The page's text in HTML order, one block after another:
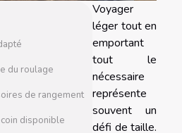
du roulage
de rangement
disponible
Voyager
léger tout en
emportant
tout le
nécessaire
représente
souvent un
défi de taille.